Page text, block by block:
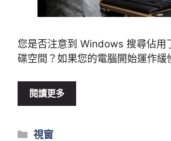
您是否注意到 Windows 搜尋佔用
碟空間？如果您的電腦開始運作
閱讀更多
類
視窗